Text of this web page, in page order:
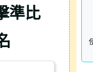
準比